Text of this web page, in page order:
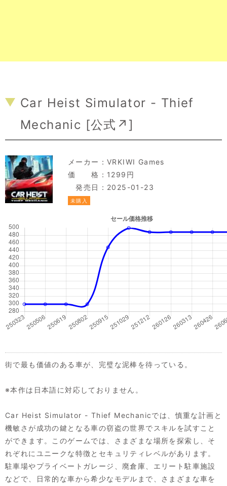
Car Heist Simulator - Thief
Mechanic [公式↗]
メーカー： VRKIWI Games
価 格：1299円
発売日：2025-01-23
未購入
街で最も価値のある車が、完璧な泥棒を待っている。
※本作は日本語に対応しておりません。
Car Heist Simulator - Thief Mechanicでは、慎重な計画と
機敏さが成功の鍵となる車の窃盗の世界でスキルを試すこと
ができます。このゲームでは、さまざまな場所を探索し、そ
れぞれにユニークな特徴とセキュリティレベルがあります。
駐車場やプライベートガレージ、廃倉庫、エリート駐車施設
などで、日常的な車から希少なモデルまで、さまざまな車を